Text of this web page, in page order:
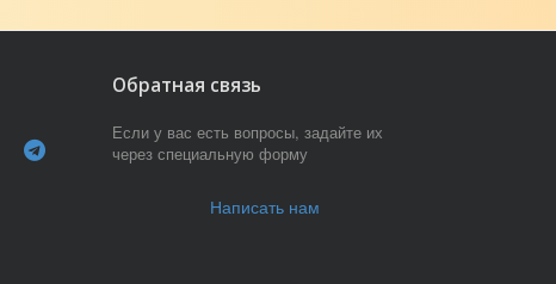
Обратная связь
Если у вас есть вопросы, задайте их
через специальную форму
Написать нам